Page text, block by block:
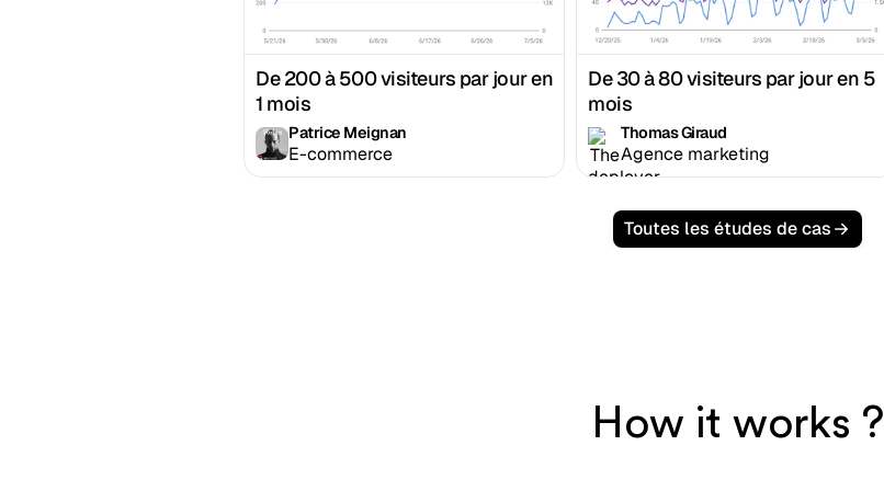
De 200 à 500 visiteurs par jour en
1 mois
Patrice Meignan
E-commerce
De 30 à 80 visiteurs par jour en 5
mois
Thomas Giraud
Agence marketing
Toutes les études de cas
How it works ?